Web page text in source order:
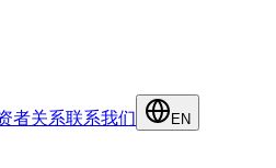
者关系联系我们 EN